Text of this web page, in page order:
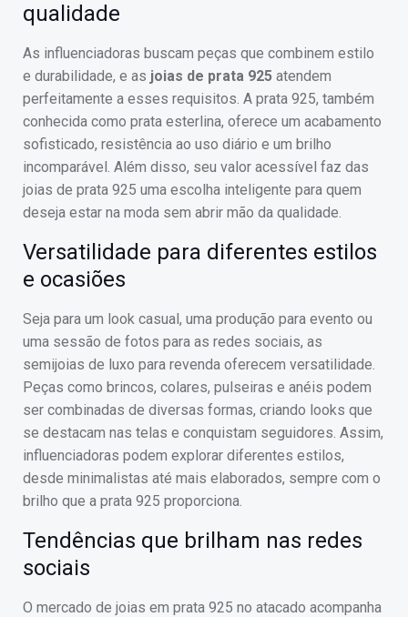
qualidade
As influenciadoras buscam peças que combinem estilo
e durabilidade, e as joias de prata 925 atendem
perfeitamente a esses requisitos. A prata 925, também
conhecida como prata esterlina, oferece um acabamento
sofisticado, resistência ao uso diário e um brilho
incomparável. Além disso, seu valor acessível faz das
joias de prata 925 uma escolha inteligente para quem
deseja estar na moda sem abrir mão da qualidade.
Versatilidade para diferentes estilos
e ocasiões
Seja para um look casual, uma produção para evento ou
uma sessão de fotos para as redes sociais, as
semijoias de luxo para revenda oferecem versatilidade.
Peças como brincos, colares, pulseiras e anéis podem
ser combinadas de diversas formas, criando looks que
se destacam nas telas e conquistam seguidores. Assim,
influenciadoras podem explorar diferentes estilos,
desde minimalistas até mais elaborados, sempre com o
brilho que a prata 925 proporciona.
Tendências que brilham nas redes
sociais
O mercado de joias em prata 925 no atacado acompanha